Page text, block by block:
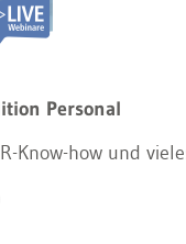
Personal
Know-how und